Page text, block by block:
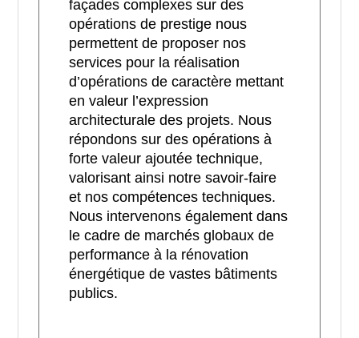
façades complexes sur des
opérations de prestige nous
permettent de proposer nos
services pour la réalisation
d’opérations de caractère mettant
en valeur l’expression
architecturale des projets. Nous
répondons sur des opérations à
forte valeur ajoutée technique,
valorisant ainsi notre savoir-faire
et nos compétences techniques.
Nous intervenons également dans
le cadre de marchés globaux de
performance à la rénovation
énergétique de vastes bâtiments
publics.